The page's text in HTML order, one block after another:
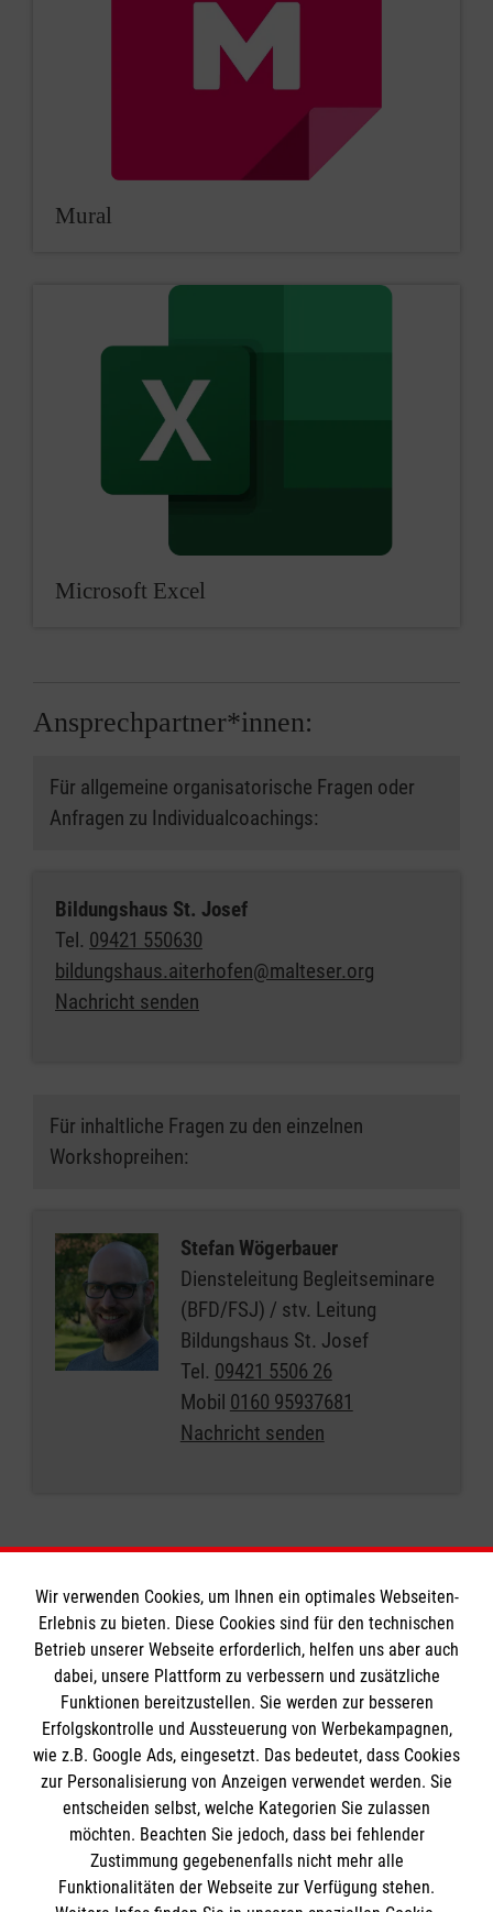
Mural
Microsoft Excel
Ansprechpartner*innen:
Für allgemeine organisatorische Fragen oder
Anfragen zu Individualcoachings:
Bildungshaus St. Josef
Tel. 09421 550630
bildungshaus.aiterhofen@malteser.org
Nachricht senden
Für inhaltliche Fragen zu den einzelnen
Workshopreihen:
Stefan Wögerbauer
Diensteleitung Begleitseminare
(BFD/FSJ) / stv. Leitung
Bildungshaus St. Josef
Tel. 09421 5506 26
Mobil 0160 95937681
Nachricht senden
Informationen
Impressum
Datenschutz
Kontakt
Barrierefreiheit
Die Malteser
Malteser in Deutschland
Malteserorden
Spendenkonto
Wir verwenden Cookies, um Ihnen ein optimales Webseiten-
Erlebnis zu bieten. Diese Cookies sind für den technischen
Betrieb unserer Webseite erforderlich, helfen uns aber auch
dabei, unsere Plattform zu verbessern und zusätzliche
Funktionen bereitzustellen. Sie werden zur besseren
Erfolgskontrolle und Aussteuerung von Werbekampagnen,
wie z.B. Google Ads, eingesetzt. Das bedeutet, dass Cookies
zur Personalisierung von Anzeigen verwendet werden. Sie
entscheiden selbst, welche Kategorien Sie zulassen
möchten. Beachten Sie jedoch, dass bei fehlender
Zustimmung gegebenenfalls nicht mehr alle
Funktionalitäten der Webseite zur Verfügung stehen.